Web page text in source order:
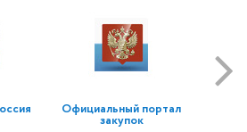
Официальный портал
закупок